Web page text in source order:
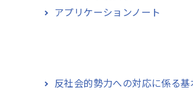
アプリケーションノート
反社会的勢力への対応に係る基